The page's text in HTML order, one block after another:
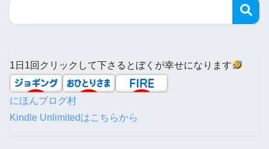
1日1回クリックして下さるとぼくが幸せになります
にほんブログ村
Kindle Unlimitedはこちらから